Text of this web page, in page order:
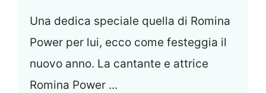
Una dedica speciale quella di Romina
Power per lui, ecco come festeggia il
nuovo anno. La cantante e attrice
Romina Power ...